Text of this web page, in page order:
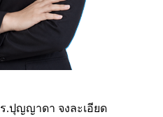
.ปุญญาดา จงละเอียด